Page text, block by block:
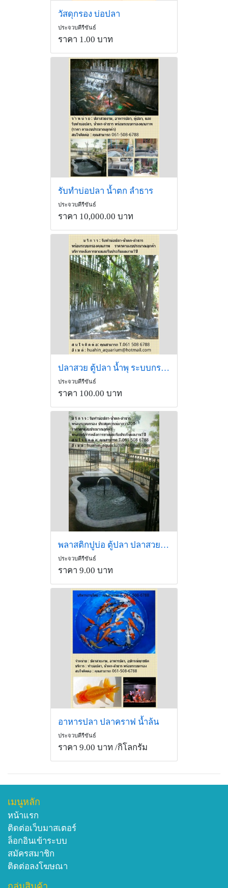
วัสดุกรอง บ่อปลา
ประจวบคีรีขันธ์
ราคา 1.00 บาท
รับทำบ่อปลา น้ำตก ลำธาร
ประจวบคีรีขันธ์
ราคา 10,000.00 บาท
ปลาสวย ตู้ปลา น้ำพุ ระบบกรองและอุปกณ์
ประจวบคีรีขันธ์
ราคา 100.00 บาท
พลาสติกปูบ่อ ตู้ปลา ปลาสวยงาม
ประจวบคีรีขันธ์
ราคา 9.00 บาท
อาหารปลา ปลาคราฟ น้ำล้น
ประจวบคีรีขันธ์
ราคา 9.00 บาท /กิโลกรัม
เมนูหลัก
หน้าแรก
ติดต่อเว็บมาสเตอร์
ล็อกอินเข้าระบบ
สมัครสมาชิก
ติดต่อลงโฆษณา